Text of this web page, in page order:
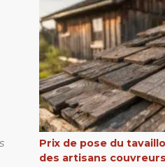
Prix de pose du
des artisans couvreurs